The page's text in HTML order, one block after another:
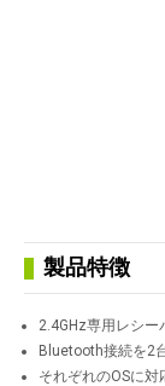
製品特徴
2.4GHz専用レシ
Bluetooth接続を2
それぞれのOSに